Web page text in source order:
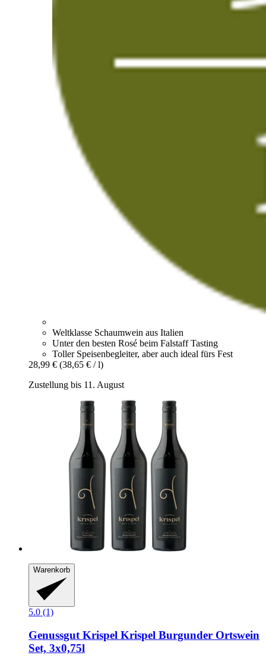
Weltklasse Schaumwein aus Italien
Unter den besten Rosé beim Falstaff Tasting
Toller Speisenbegleiter, aber auch ideal fürs Fest
28,99 € (38,65 € / l)
Zustellung bis 11. August
Warenkorb
5.0 (1)
Genussgut Krispel Krispel Burgunder Ortswein
Set, 3x0,75l